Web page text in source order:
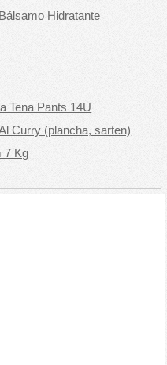
Hidratante
Tena Pants 14U
Curry (plancha, sarten)
7 Kg